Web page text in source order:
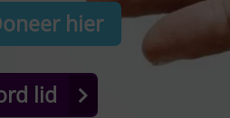
hier
lid